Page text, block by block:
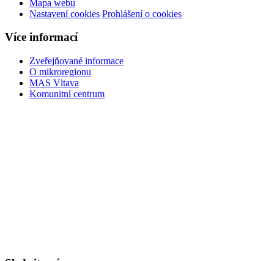
Mapa webu
Nastavení cookies Prohlášení o cookies
Více informací
Zveřejňované informace
O mikroregionu
MAS Vltava
Komunitní centrum